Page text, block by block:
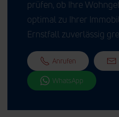
prüfen, ob Ihre
optimal zu Ihrer
Ernstfall zuverlässig
Anrufen
WhatsApp